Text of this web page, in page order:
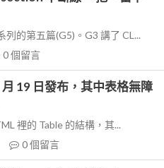
的第五篇(G5)。G3 講了 CL...
0個留言
19 日發布，其中表格無障
裡的 Table 的結構，其...
0個留言